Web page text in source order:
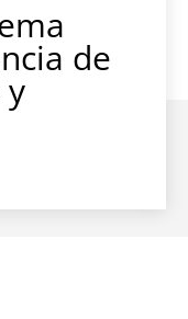
de
y